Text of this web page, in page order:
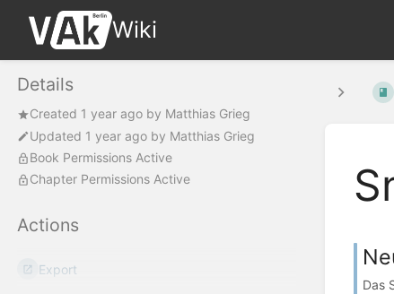
Wiki
Details
Created 1 year ago by Matthias Grieg
Updated 1 year ago by Matthias Grieg
Book Permissions Active
Chapter Permissions Active
Actions
Export
Das